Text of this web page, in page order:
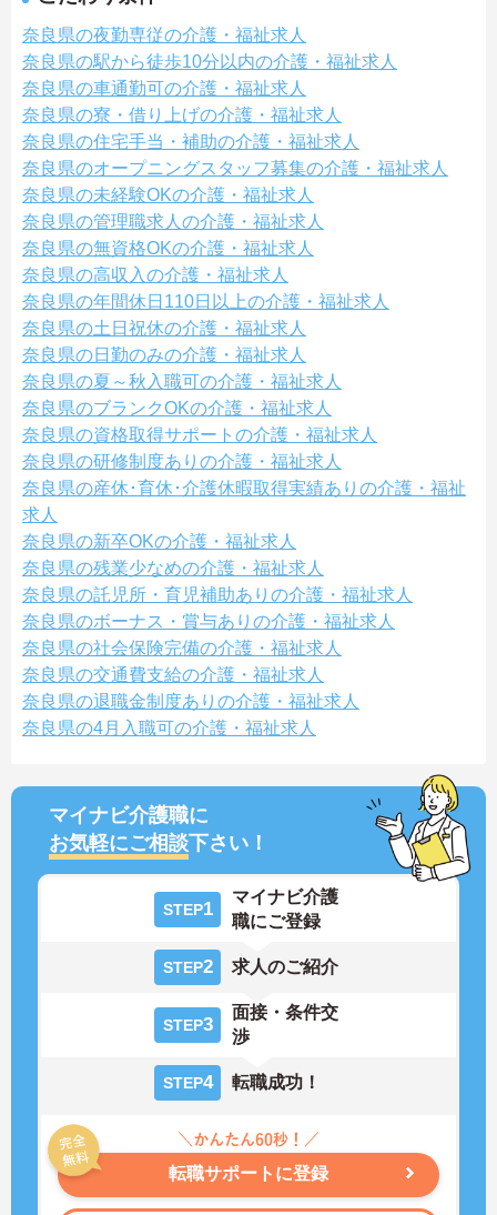
奈良県の夜勤専従の介護・福祉求人
奈良県の駅から徒歩10分以内の介護・福祉求人
奈良県の車通勤可の介護・福祉求人
奈良県の寮・借り上げの介護・福祉求人
奈良県の住宅手当・補助の介護・福祉求人
奈良県のオープニングスタッフ募集の介護・福祉求人
奈良県の未経験OKの介護・福祉求人
奈良県の管理職求人の介護・福祉求人
奈良県の無資格OKの介護・福祉求人
奈良県の高収入の介護・福祉求人
奈良県の年間休日110日以上の介護・福祉求人
奈良県の土日祝休の介護・福祉求人
奈良県の日勤のみの介護・福祉求人
奈良県の夏～秋入職可の介護・福祉求人
奈良県のブランクOKの介護・福祉求人
奈良県の資格取得サポートの介護・福祉求人
奈良県の研修制度ありの介護・福祉求人
奈良県の産休･育休･介護休暇取得実績ありの介護・福祉
求人
奈良県の新卒OKの介護・福祉求人
奈良県の残業少なめの介護・福祉求人
奈良県の託児所・育児補助ありの介護・福祉求人
奈良県のボーナス・賞与ありの介護・福祉求人
奈良県の社会保険完備の介護・福祉求人
奈良県の交通費支給の介護・福祉求人
奈良県の退職金制度ありの介護・福祉求人
奈良県の4月入職可の介護・福祉求人
マイナビ介護職に
お気軽にご相談下さい！
STEP1
マイナビ介護
職にご登録
STEP2 求人のご紹介
STEP3
面接・条件交
渉
STEP4 転職成功！
転職サポートに登録